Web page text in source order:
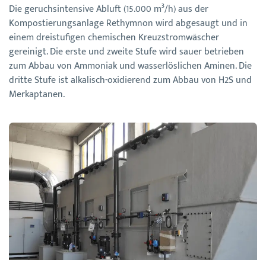
Die geruchsintensive Abluft (15.000 m³/h) aus der
Kompostierungsanlage Rethymnon wird abgesaugt und in
einem dreistufigen chemischen Kreuzstromwäscher
gereinigt. Die erste und zweite Stufe wird sauer betrieben
zum Abbau von Ammoniak und wasserlöslichen Aminen. Die
dritte Stufe ist alkalisch-oxidierend zum Abbau von H2S und
Merkaptanen.